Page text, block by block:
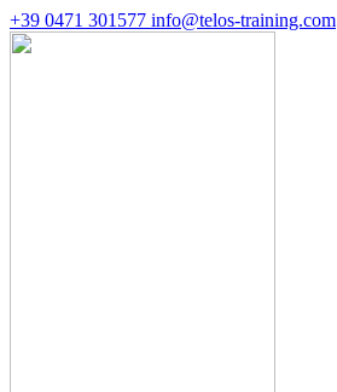
+39 0471 301577 info@telos-training.com